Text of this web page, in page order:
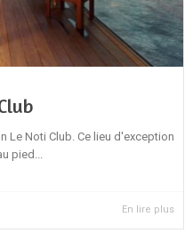
Le Noti Club. Ce lieu d'exception
pied...
En lire plus